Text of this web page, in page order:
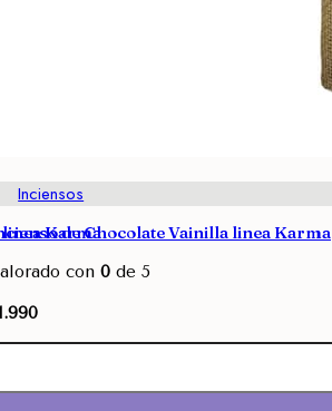
linea Karma
Inciensos
de Chocolate Vainilla linea Karma
con 0de 5